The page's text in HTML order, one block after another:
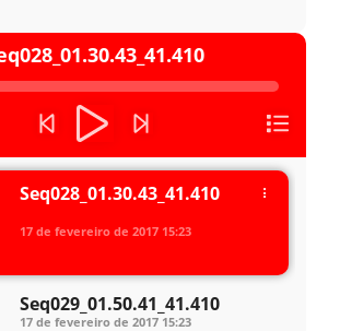
Seq028_01.30.43_41.410
17 de fevereiro de 2017 15:23
Seq029_01.50.41_41.410
17 de fevereiro de 2017 15:23